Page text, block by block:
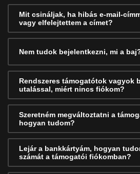
Mit csináljak, ha hibás e-mail-
vagy elfelejtettem a címet?
Nem tudok bejelentkezni, mi a
Rendszeres támogatótok vagyok
utalással, miért nincs fiókom?
Szeretném megváltoztatni a
hogyan tudom?
Lejár a bankkártyám, hogyan
számát a támogatói fiókomban?